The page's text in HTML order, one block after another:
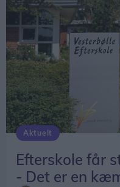
Aktuelt
Efterskole får
- Det er en